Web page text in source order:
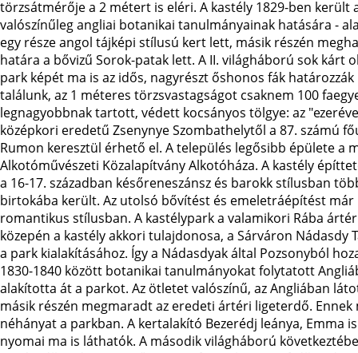
törzsátmérője a 2 métert is eléri. A kastély 1829-ben került
valószínűleg angliai botanikai tanulmányainak hatására -
egy része angol tájképi stílusú kert lett, másik részén
határa a bővizű Sorok-patak lett. A II. világháború sok kárt
park képét ma is az idős, nagyrészt őshonos fák
találunk, az 1 méteres törzsvastagságot csaknem 100
legnagyobbnak tartott, védett kocsányos tölgye: az
középkori eredetű Zsenynye Szombathelytől a 87. számú
Rumon keresztül érhető el. A település legősibb épülete a
Alkotóművészeti Közalapítvány Alkotóháza. A kastély
a 16-17. században későreneszánsz és barokk stílusban
birtokába került. Az utolsó bővítést és emeletráépítést
romantikus stílusban. A kastélypark a valamikori Rába
közepén a kastély akkori tulajdonosa, a Sárváron
a park kialakításához. Így a Nádasdyak által Pozsonyból
1830-1840 között botanikai tanulmányokat folytatott
alakította át a parkot. Az ötletet valószínű, az Angliában
másik részén megmaradt az eredeti ártéri ligeterdő.
néhányat a parkban. A kertalakító Bezerédj leánya,
nyomai ma is láthatók. A második világháború